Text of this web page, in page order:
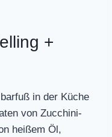
+
in der Küche
von Zucchini-
heißem Öl,